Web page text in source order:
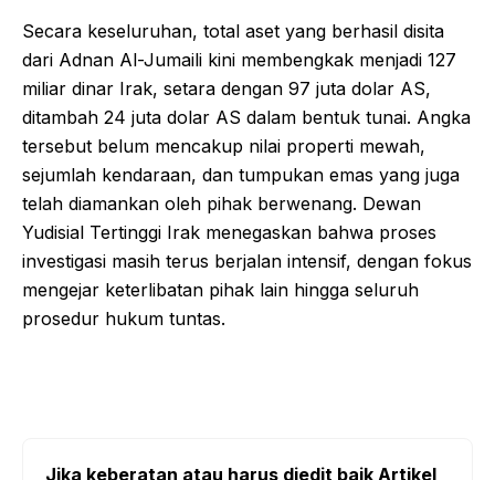
Secara keseluruhan, total aset yang berhasil disita
dari Adnan Al-Jumaili kini membengkak menjadi 127
miliar dinar Irak, setara dengan 97 juta dolar AS,
ditambah 24 juta dolar AS dalam bentuk tunai. Angka
tersebut belum mencakup nilai properti mewah,
sejumlah kendaraan, dan tumpukan emas yang juga
telah diamankan oleh pihak berwenang. Dewan
Yudisial Tertinggi Irak menegaskan bahwa proses
investigasi masih terus berjalan intensif, dengan fokus
mengejar keterlibatan pihak lain hingga seluruh
prosedur hukum tuntas.
Jika keberatan atau harus diedit baik Artikel